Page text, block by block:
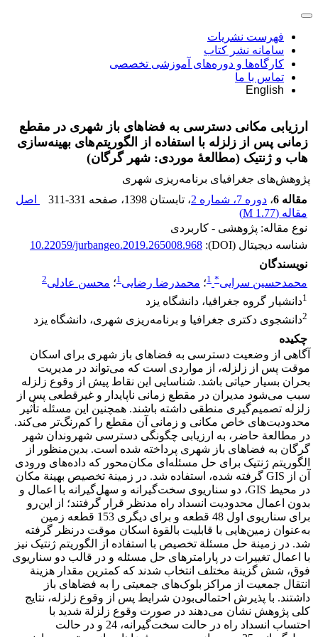
فهرست نشریات
سامانه نشر کتاب
کارگاه‌ها و دوره‌های آموزشی تخصصی
تماس با ما
English
ارزیابی مکانی دسترسی به فضاهای باز شهری در مقطع
زمانی پس از زلزله با استفاده از الگوریتم‌های بهینه‌سازی
هاب و ژنتیک (مطالعۀ موردی: شهر گرگان)
پژوهش‌های جغرافیای برنامه‌ریزی شهری
مقاله 6
، دوره 7، شماره 2 ، تابستان 1398 ، صفحه 311-331
اصل
مقاله (1.77 M
)
نوع مقاله: پژوهشی - کاربردی
شناسه دیجیتال (DOI):
10.22059/jurbangeo.2019.265008.968
نویسندگان
محمدحسین سرایی*
1؛ محمدرضا رضایی1؛ محسن عادلی2
1دانشیار گروه جغرافیا، دانشگاه یزد
2دانشجوی دکتری جغرافیا و برنامه‌ریزی شهری، دانشگاه یزد
چکیده
آگاهی از وضعیت دسترسی به فضاهای باز شهری برای اسکان
موقت پس از زلزله، از مواردی است که می‌تواند در مدیریت
بحران بسیار حیاتی باشد. شناسایی این نقاط پیش از وقوع زلزله
سبب می‌شود مدیران در مقطع زمانی ناپایدار و غیرقطعی پس از
زلزله تصمیم‌گیری منطقی داشته باشند. همچنین این مسئله تأثیر
محدودیت‌های خاص مکانی و زمانی آن مقطع را کم‌رنگ‌تر می‌کند.
در مطالعة حاضر، به ارزیابی چگونگی دسترسی شهروندان شهر
گرگان به فضاهای باز شهری پرداخته شده است. بدین‌منظور از
الگوریتم ژنتیک برای حل مسئله‌ای مکان‌محور که داده‌های ورودی
آن از GIS گرفته شده، استفاده شد. در زمینة تخصیص بهینة مکان
در محیط GIS، دو سناریوی سخت‌گیرانه و سهل‌گیرانه با اعمال و
بدون اعمال محدودیت انسداد راه مدنظر قرار گرفتند؛ از این‌رو
برای سناریوی اول 48 قطعه و برای دیگری 153 قطعه زمین
به‌عنوان زمین‌هایی با قابلیت بالقوة اسکان موقت درنظر گرفته
شد. در زمینة حل مسئلة تخصیص با استفاده از الگوریتم ژنتیک نیز
با اعمال تغییرات در پارامترهای حل مسئله و در قالب دو سناریوی
فوق، شش گزینة مختلف انتخاب شدند که کمترین مقدار هزینة
انتقال جمعیت از مراکز بلوک‌های جمعیتی را به فضاهای باز
داشتند. با پذیرش احتمالی‌بودن شرایط پس از وقوع زلزله، نتایج
کلی پژوهش نشان می‌دهند در صورت وقوع زلزلة شدید با
احتساب انسداد راه در حالت سخت‌گیرانه، 24 و در حالت